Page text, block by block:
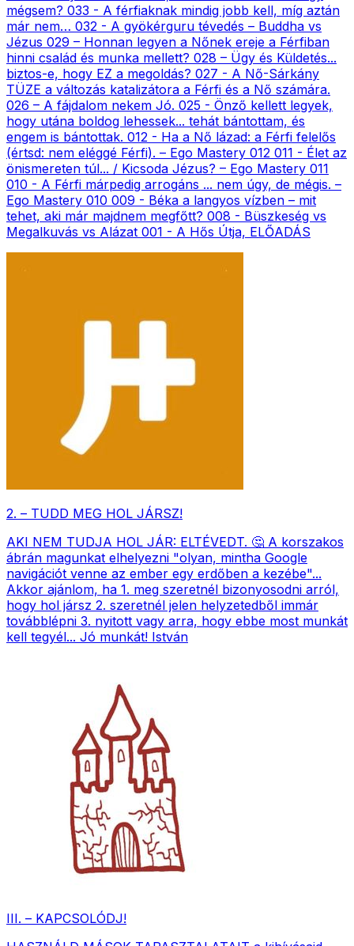
mégsem? 033 - A férfiaknak mindig jobb kell, míg aztán
már nem… 032 - A gyökérguru tévedés – Buddha vs
Jézus 029 – Honnan legyen a Nőnek ereje a Férfiban
hinni család és munka mellett? 028 – Ügy és Küldetés...
biztos-e, hogy EZ a megoldás? 027 - A Nő-Sárkány
TÜZE a változás katalizátora a Férfi és a Nő számára.
026 – A fájdalom nekem Jó. 025 - Önző kellett legyek,
hogy utána boldog lehessek... tehát bántottam, és
engem is bántottak. 012 - Ha a Nő lázad: a Férfi felelős
(értsd: nem eléggé Férfi). – Ego Mastery 012 011 - Élet az
önismereten túl... / Kicsoda Jézus? – Ego Mastery 011
010 - A Férfi márpedig arrogáns ... nem úgy, de mégis. –
Ego Mastery 010 009 - Béka a langyos vízben – mit
tehet, aki már majdnem megfőtt? 008 - Büszkeség vs
Megalkuvás vs Alázat 001 - A Hős Útja, ELŐADÁS
2. – TUDD MEG HOL JÁRSZ!
AKI NEM TUDJA HOL JÁR: ELTÉVEDT. 🤔 A korszakos
ábrán magunkat elhelyezni "olyan, mintha Google
navigációt venne az ember egy erdőben a kezébe"...
Akkor ajánlom, ha 1. meg szeretnél bizonyosodni arról,
hogy hol jársz 2. szeretnél jelen helyzetedből immár
továbblépni 3. nyitott vagy arra, hogy ebbe most munkát
kell tegyél... Jó munkát! István
III. – KAPCSOLÓDJ!